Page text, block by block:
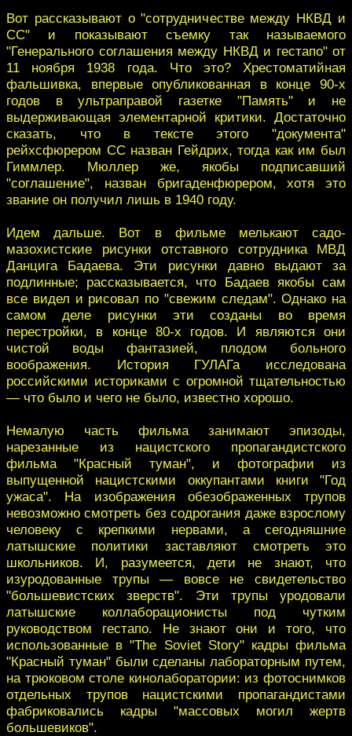
Вот рассказывают о "сотрудничестве между НКВД и
СС" и показывают съемку так называемого
"Генерального соглашения между НКВД и гестапо" от
11 ноября 1938 года. Что это? Хрестоматийная
фальшивка, впервые опубликованная в конце 90-х
годов в ультраправой газетке "Память" и не
выдерживающая элементарной критики. Достаточно
сказать, что в тексте этого "документа"
рейхсфюрером СС назван Гейдрих, тогда как им был
Гиммлер. Мюллер же, якобы подписавший
"соглашение", назван бригаденфюрером, хотя это
звание он получил лишь в 1940 году.
Идем дальше. Вот в фильме мелькают садо-
мазохистские рисунки отставного сотрудника МВД
Данцига Бадаева. Эти рисунки давно выдают за
подлинные; рассказывается, что Бадаев якобы сам
все видел и рисовал по "свежим следам". Однако на
самом деле рисунки эти созданы во время
перестройки, в конце 80-х годов. И являются они
чистой воды фантазией, плодом больного
воображения. История ГУЛАГа исследована
российскими историками с огромной тщательностью
— что было и чего не было, известно хорошо.
Немалую часть фильма занимают эпизоды,
нарезанные из нацистского пропагандистского
фильма "Красный туман", и фотографии из
выпущенной нацистскими оккупантами книги "Год
ужаса". На изображения обезображенных трупов
невозможно смотреть без содрогания даже взрослому
человеку с крепкими нервами, а сегодняшние
латышские политики заставляют смотреть это
школьников. И, разумеется, дети не знают, что
изуродованные трупы — вовсе не свидетельство
"большевистских зверств". Эти трупы уродовали
латышские коллаборационисты под чутким
руководством гестапо. Не знают они и того, что
использованные в "The Soviet Story" кадры фильма
"Красный туман" были сделаны лабораторным путем,
на трюковом столе кинолаборатории: из фотоснимков
отдельных трупов нацистскими пропагандистами
фабриковались кадры "массовых могил жертв
большевиков".